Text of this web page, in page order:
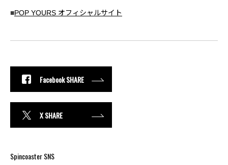
■POP YOURS オフィシャルサイト
Facebook SHARE
X SHARE
Spincoaster SNS